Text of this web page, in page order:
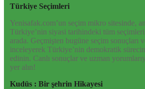
Türkiye Seçimleri
Yenisafak.com’un seçim mikro sitesinde,
Türkiye’nin siyasi tarihindeki tüm
arada. Geçmişten bugüne seçim sonuçları
inceleyerek Türkiye’nin demokratik
edinin. Canlı sonuçlar ve uzman
yer alın!
Kudüs : Bir şehrin Hikayesi